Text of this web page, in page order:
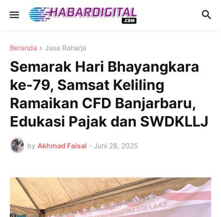
Beranda Jasa Raharja
Semarak Hari Bhayangkara
ke-79, Samsat Keliling
Ramaikan CFD Banjarbaru,
Edukasi Pajak dan SWDKLLJ
by Akhmad Faisal - Juni 28, 2025